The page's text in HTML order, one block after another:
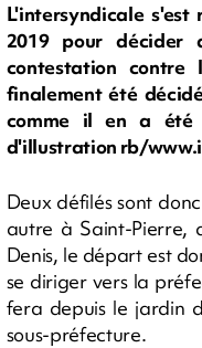
L'intersyndicale
2019 pour décider
contestation
finalement été
comme il en a été
d'illustration rb/
Deux défilés sont
autre à Saint-Pierre,
Denis, le départ est
se diriger vers la
fera depuis le jardin
sous-préfecture.